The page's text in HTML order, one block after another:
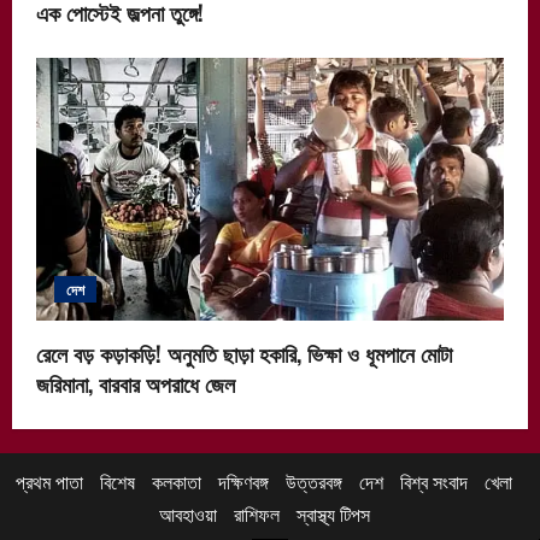
এক পোস্টেই জল্পনা তুঙ্গে!
দেশ
রেলে বড় কড়াকড়ি! অনুমতি ছাড়া হকারি, ভিক্ষা ও ধূমপানে মোটা
জরিমানা, বারবার অপরাধে জেল
প্রথম পাতা বিশেষ কলকাতা দক্ষিণবঙ্গ উত্তরবঙ্গ দেশ বিশ্ব সংবাদ খেলা
আবহাওয়া
রাশিফল স্বাস্থ্য টিপস